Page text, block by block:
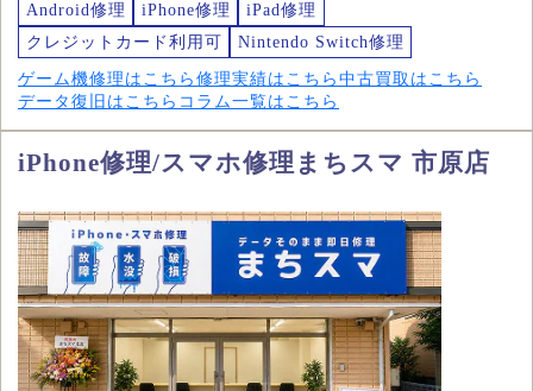
Android修理 iPhone修理
iPad修理
クレジットカード利用可
Nintendo Switch修理
ゲーム機修理はこちら 修理実績はこちら 中古買取はこちら
データ復旧はこちら コラム一覧はこちら
iPhone修理/スマホ修理まちスマ 市原店